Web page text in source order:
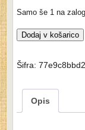
Samo še 1 na
ZAKAJ
RAZPADLA
Viktor
Dodaj v košarico
Šifra:
Opis